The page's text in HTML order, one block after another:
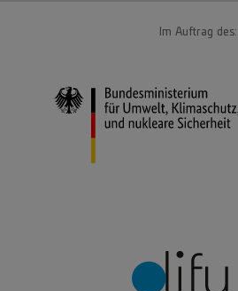
Im Auftrag des: